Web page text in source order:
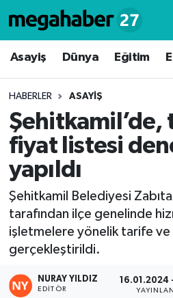
Asayiş Dünya Eğitim
HABERLER ASAYIŞ
Şehitkamil’de,
fiyat listesi
yapıldı
Şehitkamil Belediyesi
tarafından ilçe genelinde
işletmelere yönelik tarife
gerçekleştirildi.
NURAY YILDIZ
EDITÖR
Hava Durumu
Süper Lig Puan Durumu
Tüm Manşetler
Son Dakika Haberleri
Haber Arşivi